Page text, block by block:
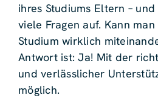
ihres Studiums Eltern –
viele Fragen auf. Kann
Studium wirklich
Antwort ist: Ja! Mit der
und verlässlicher
möglich.